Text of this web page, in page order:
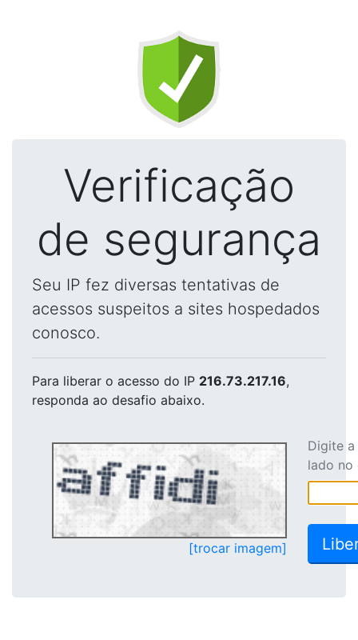
Verificação
de segurança
Seu IP fez diversas tentativas de
acessos suspeitos a sites hospedados
conosco.
Para liberar o acesso do IP 216.73.217.16,
responda ao desafio abaixo.
[trocar imagem]
Digite
lado no